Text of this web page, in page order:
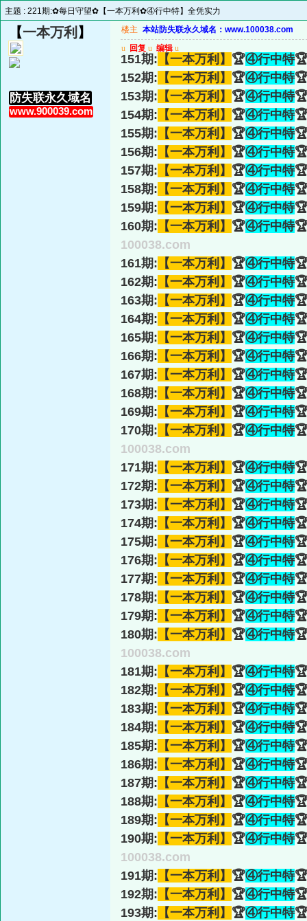
主题 : 221期:✿每日守望✿【一本万利✿④行中特】全凭实力
【一本万利 】
防失联永久域名
www.900039.com
楼主 本站防失联永久域名：www.100038.com
u 回复 u 编辑 u
151期: 【一本万利】 🏆④行中特
152期: 【一本万利】 🏆④行中特
153期: 【一本万利】 🏆④行中特
154期: 【一本万利】 🏆④行中特
155期: 【一本万利】 🏆④行中特
156期: 【一本万利】 🏆④行中特
157期: 【一本万利】 🏆④行中特
158期: 【一本万利】 🏆④行中特
159期: 【一本万利】 🏆④行中特
160期: 【一本万利】 🏆④行中特
100038.com
161期: 【一本万利】 🏆④行中特
162期: 【一本万利】 🏆④行中特
163期: 【一本万利】 🏆④行中特
164期: 【一本万利】 🏆④行中特
165期: 【一本万利】 🏆④行中特
166期: 【一本万利】 🏆④行中特
167期: 【一本万利】 🏆④行中特
168期: 【一本万利】 🏆④行中特
169期: 【一本万利】 🏆④行中特
170期: 【一本万利】 🏆④行中特
100038.com
171期: 【一本万利】 🏆④行中特
172期: 【一本万利】 🏆④行中特
173期: 【一本万利】 🏆④行中特
174期: 【一本万利】 🏆④行中特
175期: 【一本万利】 🏆④行中特
176期: 【一本万利】 🏆④行中特
177期: 【一本万利】 🏆④行中特
178期: 【一本万利】 🏆④行中特
179期: 【一本万利】 🏆④行中特
180期: 【一本万利】 🏆④行中特
100038.com
181期: 【一本万利】 🏆④行中特
182期: 【一本万利】 🏆④行中特
183期: 【一本万利】 🏆④行中特
184期: 【一本万利】 🏆④行中特
185期: 【一本万利】 🏆④行中特
186期: 【一本万利】 🏆④行中特
187期: 【一本万利】 🏆④行中特
188期: 【一本万利】 🏆④行中特
189期: 【一本万利】 🏆④行中特
190期: 【一本万利】 🏆④行中特
100038.com
191期: 【一本万利】 🏆④行中特
192期: 【一本万利】 🏆④行中特
193期: 【一本万利】 🏆④行中特